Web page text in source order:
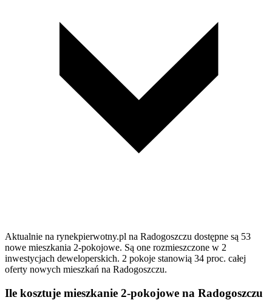
Aktualnie na rynekpierwotny.pl na Radogoszczu dostępne są 53
nowe mieszkania 2-pokojowe. Są one rozmieszczone w 2
inwestycjach deweloperskich. 2 pokoje stanowią 34 proc. całej
oferty nowych mieszkań na Radogoszczu.
Ile kosztuje mieszkanie 2-pokojowe na Radogoszczu